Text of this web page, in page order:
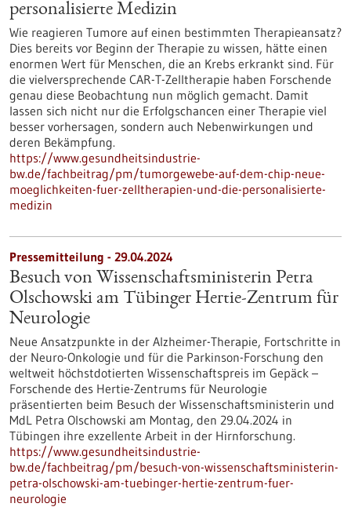
personalisierte Medizin
Wie reagieren Tumore auf einen bestimmten Therapieansatz?
Dies bereits vor Beginn der Therapie zu wissen, hätte einen
enormen Wert für Menschen, die an Krebs erkrankt sind. Für
die vielversprechende CAR-T-Zelltherapie haben Forschende
genau diese Beobachtung nun möglich gemacht. Damit
lassen sich nicht nur die Erfolgschancen einer Therapie viel
besser vorhersagen, sondern auch Nebenwirkungen und
deren Bekämpfung.
https://www.gesundheitsindustrie-
bw.de/fachbeitrag/pm/tumorgewebe-auf-dem-chip-neue-
moeglichkeiten-fuer-zelltherapien-und-die-personalisierte-
medizin
Pressemitteilung - 29.04.2024
Besuch von Wissenschaftsministerin Petra
Olschowski am Tübinger Hertie-Zentrum für
Neurologie
Neue Ansatzpunkte in der Alzheimer-Therapie, Fortschritte in
der Neuro-Onkologie und für die Parkinson-Forschung den
weltweit höchstdotierten Wissenschaftspreis im Gepäck –
Forschende des Hertie-Zentrums für Neurologie
präsentierten beim Besuch der Wissenschaftsministerin und
MdL Petra Olschowski am Montag, den 29.04.2024 in
Tübingen ihre exzellente Arbeit in der Hirnforschung.
https://www.gesundheitsindustrie-
bw.de/fachbeitrag/pm/besuch-von-wissenschaftsministerin-
petra-olschowski-am-tuebinger-hertie-zentrum-fuer-
neurologie